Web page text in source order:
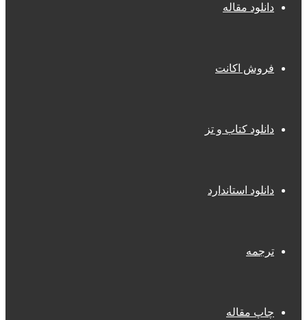
دانلود مقاله
فروش اکانت
دانلود کتاب و تز
دانلود استاندارد
ترجمه
چاپ مقاله